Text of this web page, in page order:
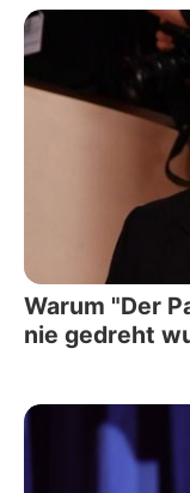
Warum "Der
nie gedreht